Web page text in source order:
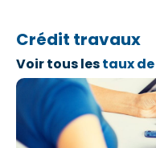
Crédit travaux
Voir tous lestaux